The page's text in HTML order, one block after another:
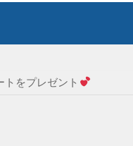
をプレゼント